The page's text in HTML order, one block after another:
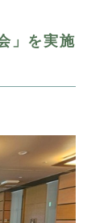
」を実施